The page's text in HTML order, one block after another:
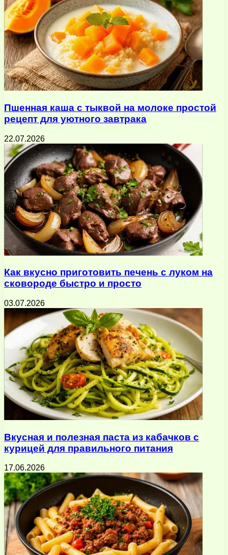
Пшенная каша с тыквой на молоке простой
рецепт для уютного завтрака
22.07.2026
Как вкусно приготовить печень с луком на
сковороде быстро и просто
03.07.2026
Вкусная и полезная паста из кабачков с
курицей для правильного питания
17.06.2026